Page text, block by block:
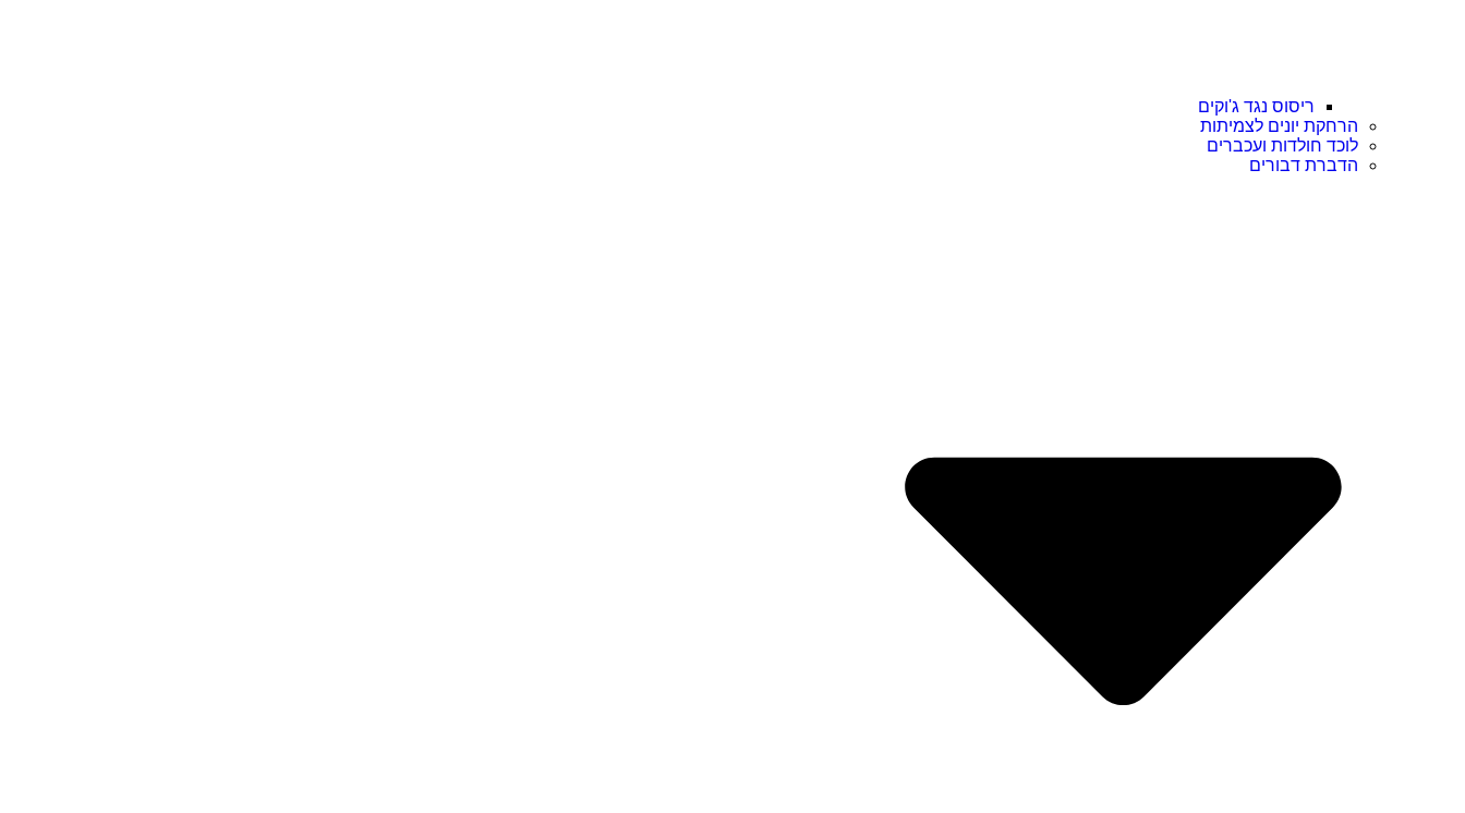
ריסוס נגד ג'וקים
הרחקת יונים לצמיתות
לוכד חולדות ועכברים
הדברת דבורים